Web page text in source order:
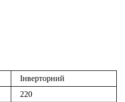
Інверторний
220